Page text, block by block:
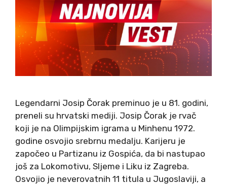
Legendarni Josip Čorak preminuo je u 81. godini,
preneli su hrvatski mediji. Josip Čorak je rvač
koji je na Olimpijskim igrama u Minhenu 1972.
godine osvojio srebrnu medalju. Karijeru je
započeo u Partizanu iz Gospića, da bi nastupao
još za Lokomotivu, Sljeme i Liku iz Zagreba.
Osvojio je neverovatnih 11 titula u Jugoslaviji, a